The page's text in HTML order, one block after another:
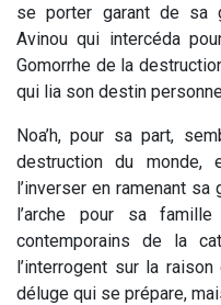
se porter garant de sa
Avinou qui intercéda
Gomorrhe de la
qui lia son destin
Noa’h, pour sa part,
destruction du monde,
l’inverser en ramenant
l’arche pour sa
contemporains de la
l’interrogent sur la
déluge qui se prépare,